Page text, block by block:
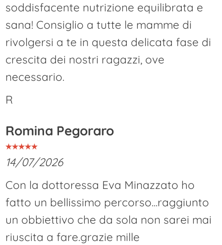
soddisfacente nutrizione equilibrata e
sana! Consiglio a tutte le mamme di
rivolgersi a te in questa delicata fase di
crescita dei nostri ragazzi, ove
necessario.
R
Romina Pegoraro
14/07/2026
Con la dottoressa Eva Minazzato ho
fatto un bellissimo percorso...raggiunto
un obbiettivo che da sola non sarei mai
riuscita a fare.grazie mille